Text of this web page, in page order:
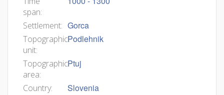
span:
Settlement: Gorca
Topographic
unit:
Podlehnik
Topographic
area:
Ptuj
Country: Slovenia